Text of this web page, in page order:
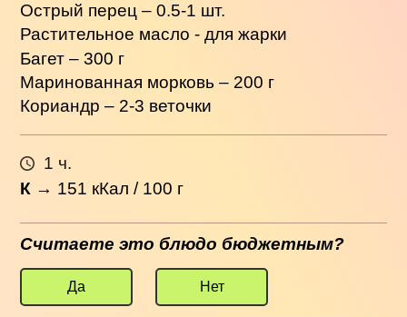
Острый перец – 0.5-1 шт.
Растительное масло - для жарки
Багет – 300 г
Маринованная морковь – 200 г
Кориандр – 2-3 веточки
1 ч.
К → 151 кКал / 100 г
Считаете это блюдо бюджетным?
Да Нет